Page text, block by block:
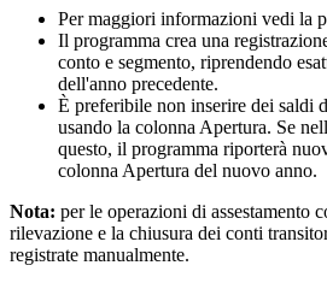
Per maggiori informazioni vedi la
Il programma crea una
conto e segmento, riprendendo
dell'anno precedente.
È preferibile non inserire dei saldi
usando la colonna Apertura. Se
questo, il programma riporterà
colonna Apertura del nuovo anno.
Nota: per le operazioni di assestamento
rilevazione e la chiusura dei conti
registrate manualmente.